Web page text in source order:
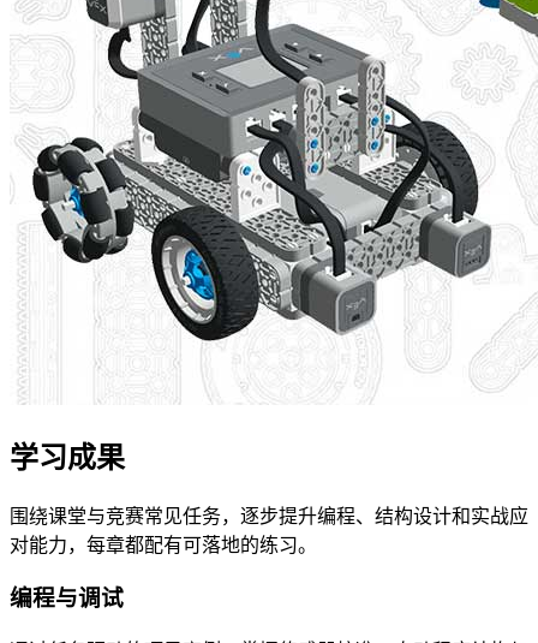
学习成果
围绕课堂与竞赛常见任务，逐步提升编程、结构设计和实战应
对能力，每章都配有可落地的练习。
编程与调试